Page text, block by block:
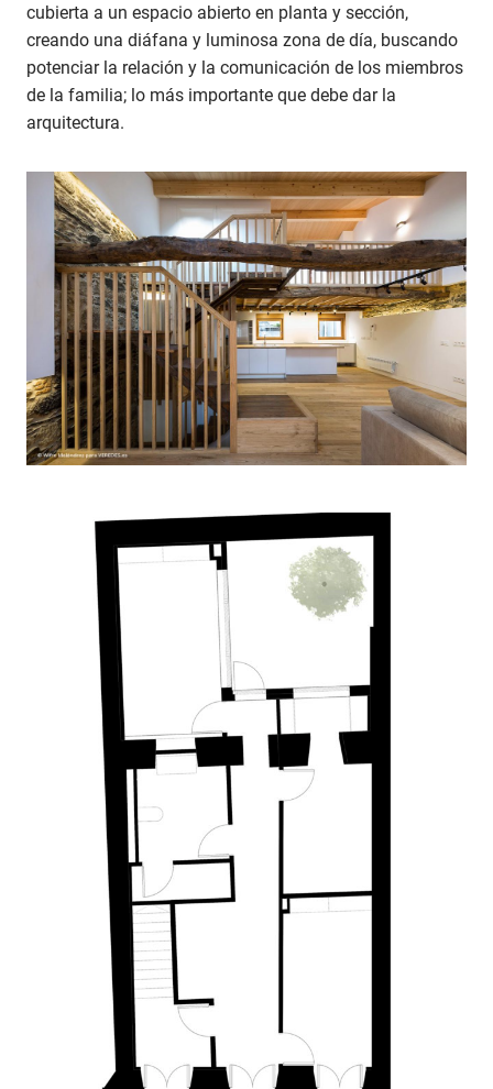
cubierta a un espacio abierto en planta y sección,
creando una diáfana y luminosa zona de día, buscando
potenciar la relación y la comunicación de los miembros
de la familia; lo más importante que debe dar la
arquitectura.